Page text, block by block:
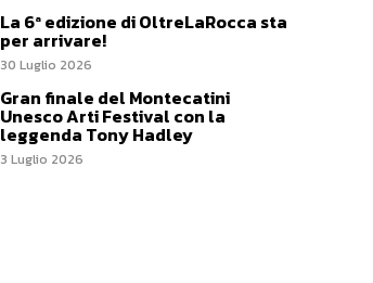
La 6ª edizione di OltreLaRocca sta
per arrivare!
30 Luglio 2026
Gran finale del Montecatini
Unesco Arti Festival con la
leggenda Tony Hadley
3 Luglio 2026